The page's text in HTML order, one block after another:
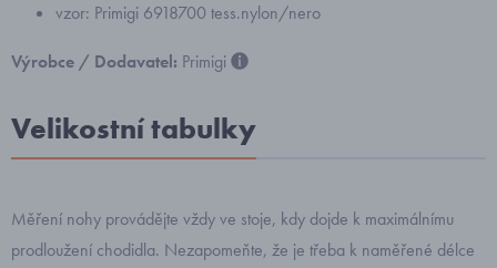
vzor: Primigi 6918700 tess.nylon/nero
Výrobce / Dodavatel: Primigi
Velikostní tabulky
Měření nohy provádějte vždy ve stoje, kdy dojde k maximálnímu
prodloužení chodidla. Nezapomeňte, že je třeba k naměřené délce